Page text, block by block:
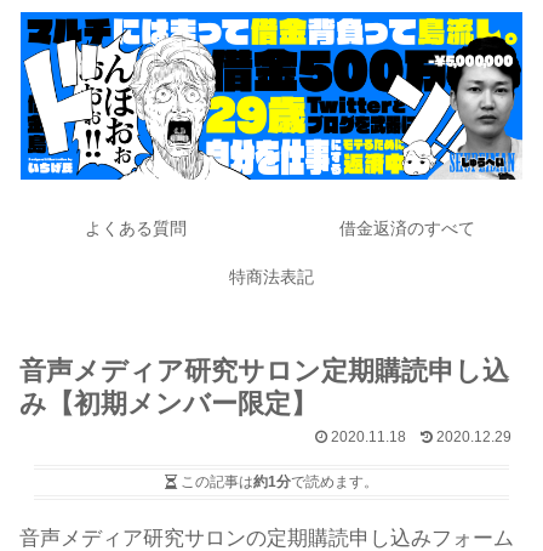
よくある質問 借金返済のすべて
特商法表記
音声メディア研究サロン定期購読申し込
み【初期メンバー限定】
2020.11.18 2020.12.29
この記事は約1分で読めます。
音声メディア研究サロンの定期購読申し込みフォーム